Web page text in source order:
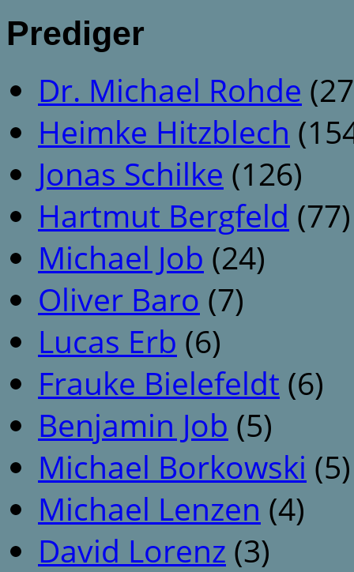
Prediger
Dr. Michael Rohde
Heimke Hitzblech
Jonas Schilke (126)
Hartmut Bergfeld (77)
Michael Job (24)
Oliver Baro (7)
Lucas Erb (6)
Frauke Bielefeldt (6)
Benjamin Job (5)
Michael Borkowski (5)
Michael Lenzen (4)
David Lorenz (3)